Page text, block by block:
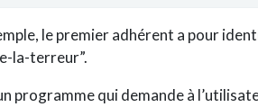
le premier adhérent a pour
la-terreur”.
programme qui demande à